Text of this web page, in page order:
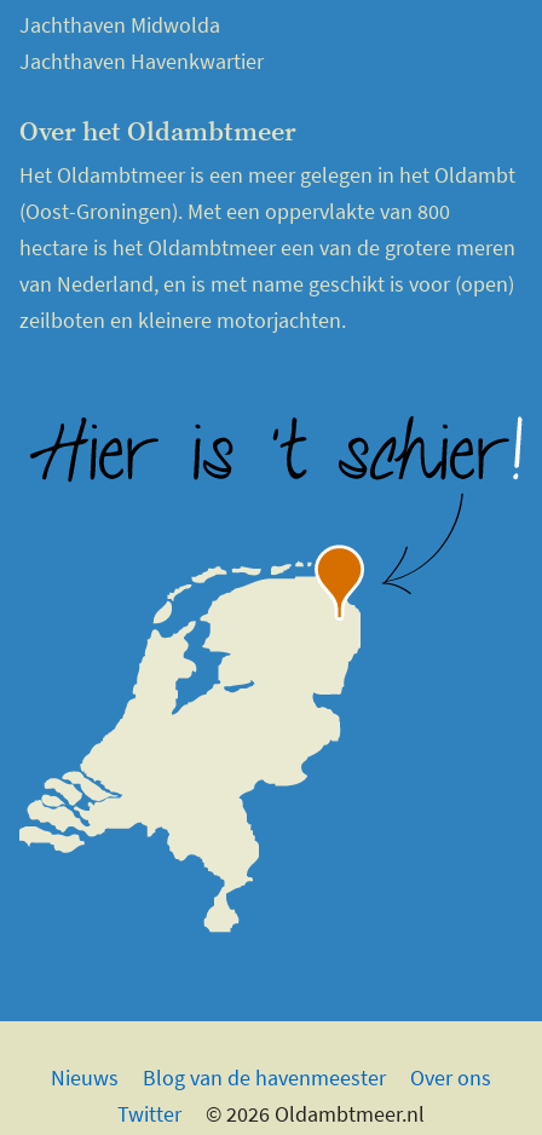
Jachthaven Midwolda
Jachthaven Havenkwartier
Over het Oldambtmeer
Het Oldambtmeer is een meer gelegen in het Oldambt
(Oost-Groningen). Met een oppervlakte van 800
hectare is het Oldambtmeer een van de grotere meren
van Nederland, en is met name geschikt is voor (open)
zeilboten en kleinere motorjachten.
Nieuws Blog van de havenmeester
Over ons
Twitter
© 2026 Oldambtmeer.nl